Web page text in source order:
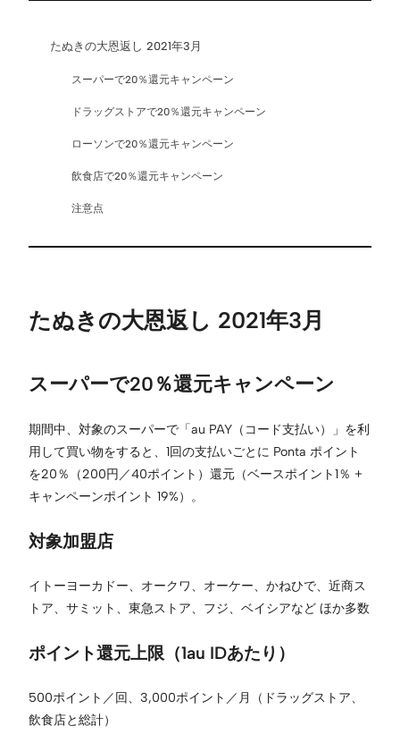
たぬきの大恩返し 2021年3月
スーパーで20％還元キャンペーン
ドラッグストアで20％還元キャンペーン
ローソンで20％還元キャンペーン
飲食店で20％還元キャンペーン
注意点
たぬきの大恩返し 2021年3月
スーパーで20％還元キャンペーン
期間中、対象のスーパーで「au PAY（コード支払い）」を利
用して買い物をすると、1回の支払いごとに Ponta ポイント
を20％（200円／40ポイント）還元（ベースポイント1％ +
キャンペーンポイント 19%）。
対象加盟店
イトーヨーカドー、オークワ、オーケー、かねひで、近商ス
トア、サミット、東急ストア、フジ、ベイシアなど ほか多数
ポイント還元上限（1au IDあたり）
500ポイント／回、3,000ポイント／月（ドラッグストア、
飲食店と総計）